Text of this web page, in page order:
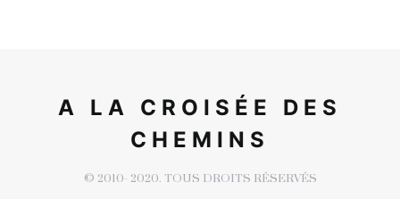
A LA CROISÉE DES
CHEMINS
© 2010- 2020. TOUS DROITS RÉSERVÉS